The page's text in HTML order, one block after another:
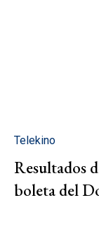
Telekino
Resultados
boleta del